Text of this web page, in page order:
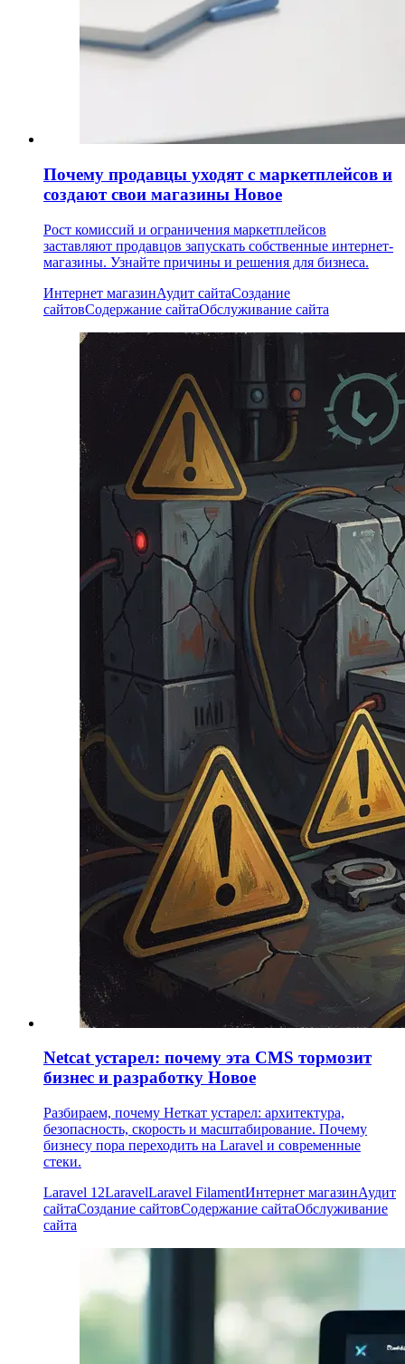
Почему продавцы уходят с маркетплейсов и
создают свои магазины Новое
Рост комиссий и ограничения маркетплейсов
заставляют продавцов запускать собственные интернет-
магазины. Узнайте причины и решения для бизнеса.
Интернет магазинАудит сайтаСоздание
сайтовСодержание сайтаОбслуживание сайта
Netcat устарел: почему эта CMS тормозит
бизнес и разработку Новое
Разбираем, почему Неткат устарел: архитектура,
безопасность, скорость и масштабирование. Почему
бизнесу пора переходить на Laravel и современные
стеки.
Laravel 12LaravelLaravel FilamentИнтернет магазинАудит
сайтаСоздание сайтовСодержание сайтаОбслуживание
сайта